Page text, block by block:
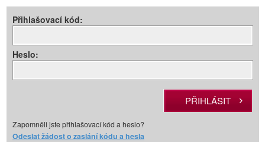
Přihlašovací kód:
Heslo:
Zapomněli jste přihlašovací kód a heslo?
Odeslat žádost o zaslání kódu a hesla